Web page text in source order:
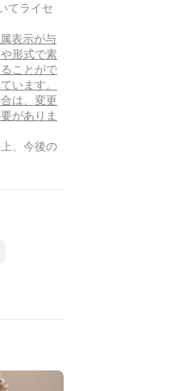
てライセ
表示が与
形式で素
ことがで
います。
は、変更
がありま
、今後の